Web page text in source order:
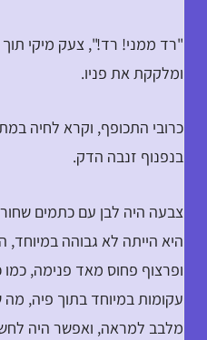
"רד ממני! רד!", צעק מיקי
ומלקקת את פניו.
כרובי התכופף, וקרא לחיה
בנפנוף זנבה הדק.
צבעה היה לבן עם כתמים
היא הייתה לא גבוהה
ופרצוף פחוס מאד פנימה, כמו
עקומות במיוחד בתוך פיה,
מלבב למראה, ואפשר היה